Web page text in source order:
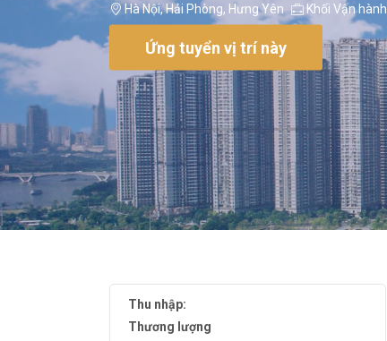
Hà Nội,Hải Phòng, Hưng Yên Khối Vận hành
Ứng tuyển vị trí này
Thu nhập:
Thương lượng